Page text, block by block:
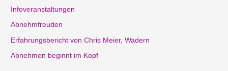
n
n
a
Infoveranstaltungen
Abnehmfreuden
Erfahrungsbericht von Chris Meier, Wadern
Abnehmen beginnt im Kopf